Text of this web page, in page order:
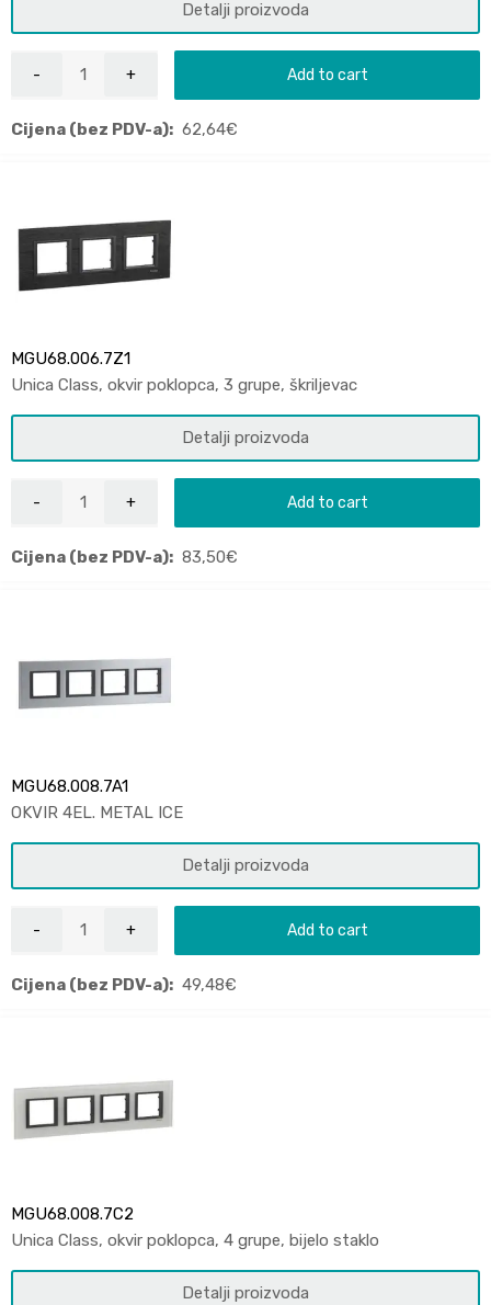
Detalji proizvoda
Add to cart
Cijena (bez PDV-a): 62,64€
MGU68.006.7Z1
Unica Class, okvir poklopca, 3 grupe, škriljevac
Detalji proizvoda
Add to cart
Cijena (bez PDV-a): 83,50€
MGU68.008.7A1
OKVIR 4EL. METAL ICE
Detalji proizvoda
Add to cart
Cijena (bez PDV-a): 49,48€
MGU68.008.7C2
Unica Class, okvir poklopca, 4 grupe, bijelo staklo
Detalji proizvoda